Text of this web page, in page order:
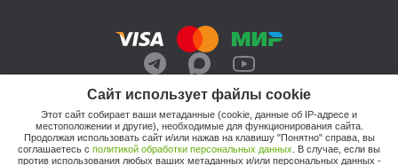
Сайт использует файлы cookie
Этот сайт собирает ваши метаданные (cookie, данные об IP-адресе и
местоположении и другие), необходимые для функционирования сайта.
Продолжая использовать сайт и/или нажав на клавишу "Понятно" справа, вы
соглашаетесь с политикой обработки персональных данных . В случае, если вы
против использования любых ваших метаданных и/или персональных данных -